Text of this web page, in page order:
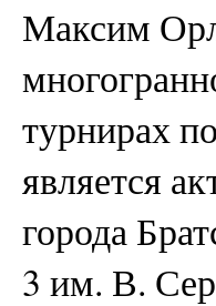
Максим
турнирах
является
города
3 им. В.